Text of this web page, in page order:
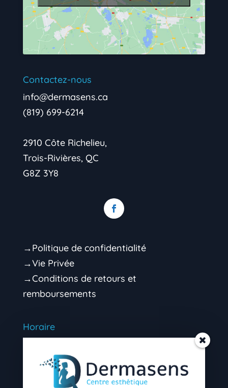
Contactez-nous
info@dermasens.ca
(819) 699-6214
2910 Côte Richelieu,
Trois-Rivières, QC
G8Z 3Y8
→Politique de confidentialité
→Vie Privée
→Conditions de retours et
remboursements
Horaire
Mardi 9h00 – 16h30 (soir sur rendez-vous)
Mercredi 9h00 – 16h30 (soir sur rendez-